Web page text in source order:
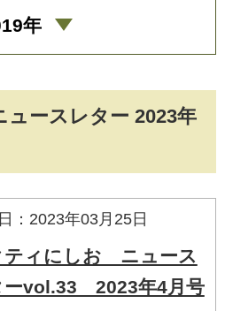
ースレター 2023年
：2023年03月25日
ティにしお ニュース
ーvol.33 2023年4月号
年